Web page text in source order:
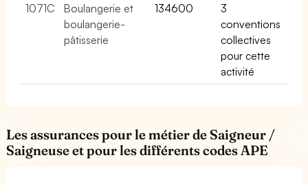
1071C
Boulangerie et
boulangerie-
pâtisserie
134600
3
conventions
collectives
pour cette
activité
Les assurances pour le métier de Saigneur /
Saigneuse et pour les différents codes APE